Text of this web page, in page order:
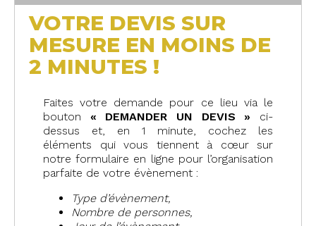
VOTRE DEVIS SUR
MESURE EN MOINS DE
2 MINUTES !
Faites votre demande pour ce lieu via le
bouton « DEMANDER UN DEVIS » ci-
dessus et, en 1 minute, cochez les
éléments qui vous tiennent à cœur sur
notre formulaire en ligne pour l’organisation
parfaite de votre évènement :
Type d’évènement,
Nombre de personnes,